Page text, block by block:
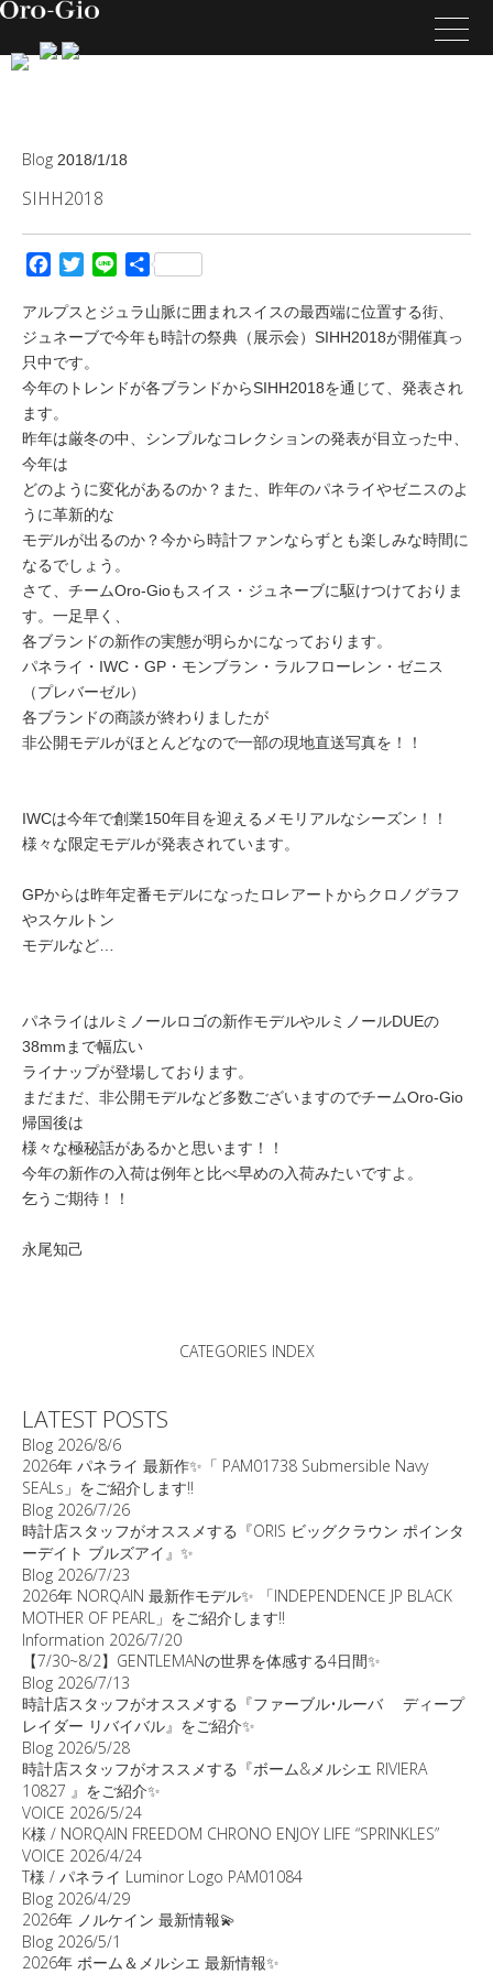
Blog 2018/1/18
SIHH2018
FacebookTwitterLine 共
アルプスとジュラ山脈に囲まれスイスの最西端に位置する街、
ジュネーブで今年も時計の祭典（展示会）SIHH2018が開催真っ
只中です。
今年のトレンドが各ブランドからSIHH2018を通じて、発表され
ます。
昨年は厳冬の中、シンプルなコレクションの発表が目立った中、
今年は
どのように変化があるのか？また、昨年のパネライやゼニスのよ
うに革新的な
モデルが出るのか？今から時計ファンならずとも楽しみな時間に
なるでしょう。
さて、チームOro-Gioもスイス・ジュネーブに駆けつけておりま
す。一足早く、
各ブランドの新作の実態が明らかになっております。
パネライ・IWC・GP・モンブラン・ラルフローレン・ゼニス
（プレバーゼル）
各ブランドの商談が終わりましたが
非公開モデルがほとんどなので一部の現地直送写真を！！
IWCは今年で創業150年目を迎えるメモリアルなシーズン！！
様々な限定モデルが発表されています。
GPからは昨年定番モデルになったロレアートからクロノグラフ
やスケルトン
モデルなど…
パネライはルミノールロゴの新作モデルやルミノールDUEの
38mmまで幅広い
ライナップが登場しております。
まだまだ、非公開モデルなど多数ございますのでチームOro-Gio
帰国後は
様々な極秘話があるかと思います！！
今年の新作の入荷は例年と比べ早めの入荷みたいですよ。
乞うご期待！！
永尾知己
CATEGORIES INDEX
LATEST POSTS
Blog 2026/8/6
2026年 パネライ 最新作✨「 PAM01738 Submersible Navy
SEALs」をご紹介します‼️
Blog 2026/7/26
時計店スタッフがオススメする『ORIS ビッグクラウン ポインタ
ーデイト ブルズアイ』✨
Blog 2026/7/23
2026年 NORQAIN 最新作モデル✨ 「INDEPENDENCE JP BLACK
MOTHER OF PEARL」をご紹介します‼️
Information 2026/7/20
【7/30~8/2】GENTLEMANの世界を体感する4日間✨
Blog 2026/7/13
時計店スタッフがオススメする『ファーブル•ルーバ ディープ
レイダー リバイバル』をご紹介✨
Blog 2026/5/28
時計店スタッフがオススメする『ボーム&メルシエ RIVIERA
10827 』をご紹介✨
VOICE 2026/5/24
K様 / NORQAIN FREEDOM CHRONO ENJOY LIFE “SPRINKLES”
VOICE 2026/4/24
T様 / パネライ Luminor Logo PAM01084
Blog 2026/4/29
2026年 ノルケイン 最新情報💫
Blog 2026/5/1
2026年 ボーム＆メルシエ 最新情報✨